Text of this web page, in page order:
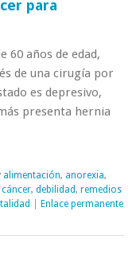
para
60 años de edad,
de una cirugía por
es depresivo,
presenta hernia
alimentación, anorexia,
, debilidad, remedios
Enlace permanente